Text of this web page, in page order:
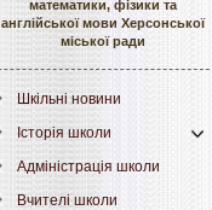
математики, фізики та
англійської мови Херсонської
міської ради
Шкільні новини
Історія школи
Адміністрація школи
Вчителі школи